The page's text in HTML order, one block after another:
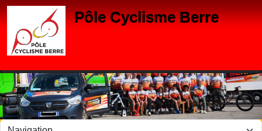
Pôle Cyclisme Berre
Panneau de gestion des cookies